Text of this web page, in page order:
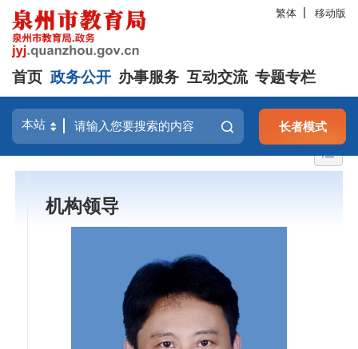
繁体 移动版
首页 政务公开 办事服务 互动交流 专题专栏
长者模式
机构领导